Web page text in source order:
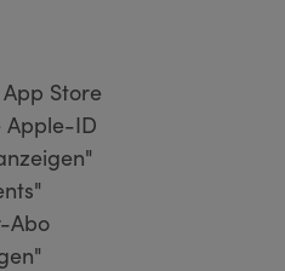
Store
Apple-ID
Abo